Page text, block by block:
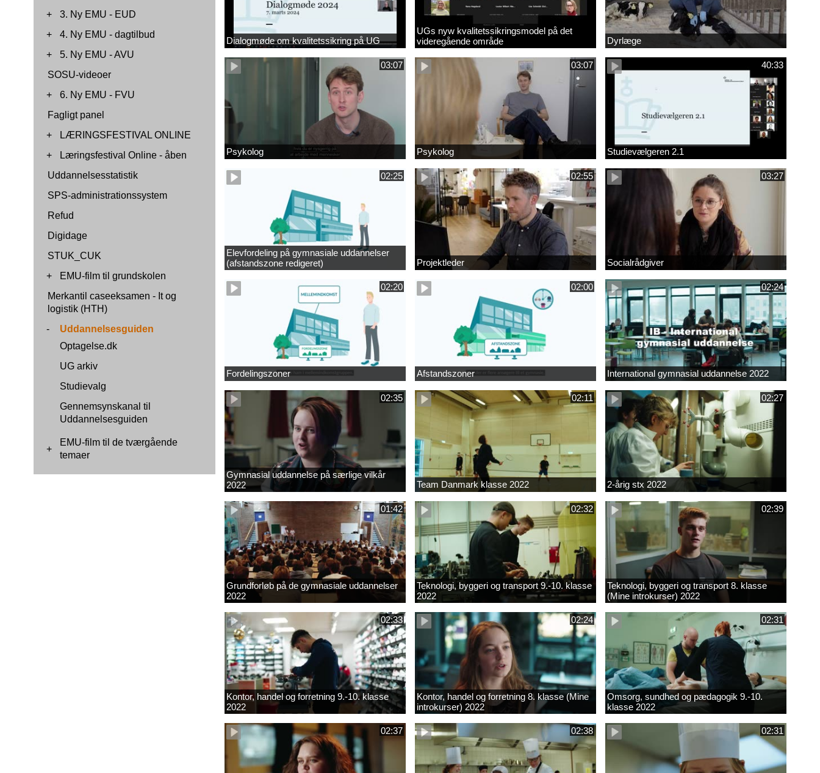
+
3. Ny EMU - EUD
+
4. Ny EMU - dagtilbud
+
5. Ny EMU - AVU
SOSU-videoer
+
6. Ny EMU - FVU
Fagligt panel
+
LÆRINGSFESTIVAL ONLINE
+
Læringsfestival Online - åben
Uddannelsesstatistik
SPS-administrationssystem
Refud
Digidage
STUK_CUK
+
EMU-film til grundskolen
Merkantil caseeksamen - It og
logistik (HTH)
-
Uddannelsesguiden
Optagelse.dk
UG arkiv
Studievalg
Gennemsynskanal til
Uddannelsesguiden
+
EMU-film til de tværgående
temaer
Dialogmøde om kvalitetssikring på UG
UGs nyw kvalitetssikringsmodel på det
videregående område
Dyrlæge
03:07
Psykolog
03:07
Psykolog
40:33
Studievælgeren 2.1
02:25
Elevfordeling på gymnasiale uddannelser
(afstandszone redigeret)
02:55
Projektleder
03:27
Socialrådgiver
02:20
Fordelingszoner
02:00
Afstandszoner
02:24
International gymnasial uddannelse 2022
02:35
Gymnasial uddannelse på særlige vilkår
2022
02:11
Team Danmark klasse 2022
02:27
2-årig stx 2022
01:42
Grundforløb på de gymnasiale uddannelser
2022
02:32
Teknologi, byggeri og transport 9.-10. klasse
2022
02:39
Teknologi, byggeri og transport 8. klasse
(Mine introkurser) 2022
02:33
Kontor, handel og forretning 9.-10. klasse
2022
02:24
Kontor, handel og forretning 8. klasse (Mine
introkurser) 2022
02:31
Omsorg, sundhed og pædagogik 9.-10.
klasse 2022
02:37 02:38 02:31